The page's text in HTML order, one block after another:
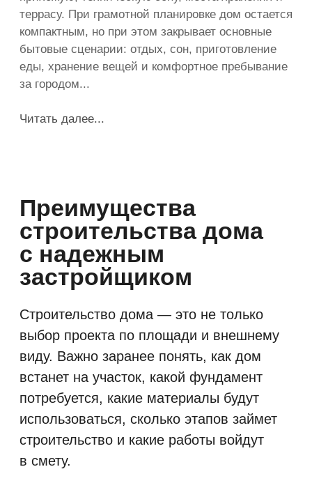
Материалы
и комплектация
и уровень готовности согласуются
до начала работ. Это важно для
качества строительства,
соблюдения бюджета и понятного
результата на выходе.
Контроль этапов
строительства
Строительство дома состоит
из последовательных этапов:
коробка, кровля, теплый контур,